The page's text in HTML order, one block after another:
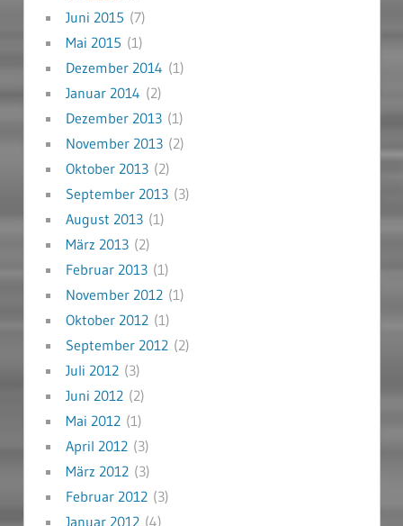
Juni 2015 (7)
Mai 2015 (1)
Dezember 2014 (1)
Januar 2014 (2)
Dezember 2013(1)
November 2013(2)
Oktober 2013(2)
September 2013(3)
August 2013(1)
März 2013(2)
Februar 2013(1)
November 2012(1)
Oktober 2012(1)
September 2012(2)
Juli 2012(3)
Juni 2012(2)
Mai 2012(1)
April 2012(3)
März 2012(3)
Februar 2012(3)
Januar 2012(4)